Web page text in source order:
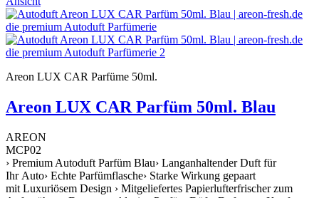
Areon LUX CAR Parfüme 50ml.
Areon LUX CAR Parfüm 50ml. Blau
AREON
MCP02
› Premium Autoduft Parfüm Blau› Langanhaltender Duft für
Ihr Auto› Echte Parfümflasche› Starke Wirkung gepaart
mit Luxuriösem Design › Mitgeliefertes Papierlufterfrischer zum